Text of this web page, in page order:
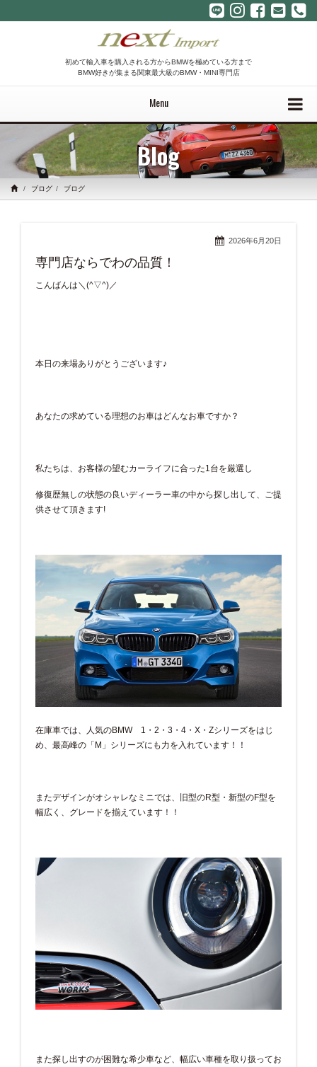
初めて輸入車を購入される方からBMWを極めている方まで
BMW好きが集まる関東最大級のBMW・MINI専門店
Menu
Blog
ブログ ブログ
2026年6月20日
専門店ならでわの品質！
こんばんは＼(^▽^)／
本日の来場ありがとうございます♪
あなたの求めている理想のお車はどんなお車ですか？
私たちは、お客様の望むカーライフに合った1台を厳選し
修復歴無しの状態の良いディーラー車の中から探し出して、ご提
供させて頂きます!
在庫車では、人気のBMW 1・2・3・4・X・Zシリーズをはじ
め、最高峰の「M」シリーズにも力を入れています！！
またデザインがオシャレなミニでは、旧型のR型・新型のF型を
幅広く、グレードを揃えています！！
また探し出すのが困難な希少車など、幅広い車種を取り扱ってお